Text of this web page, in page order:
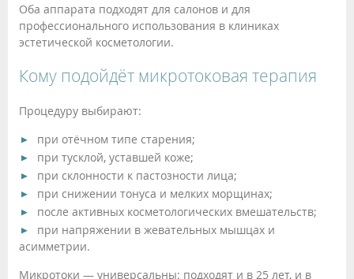
Оба аппарата подходят для салонов и для
профессионального использования в клиниках
эстетической косметологии.
Кому подойдёт микротоковая терапия
Процедуру выбирают:
при отёчном типе старения;
при тусклой, уставшей коже;
при склонности к пастозности лица;
при снижении тонуса и мелких морщинах;
после активных косметологических вмешательств;
при напряжении в жевательных мышцах и
асимметрии.
Микротоки — универсальны: подходят и в 25 лет, и в